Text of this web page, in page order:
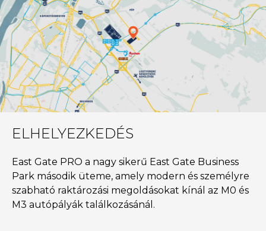
ELHELYEZKEDÉS
East Gate PRO a nagy sikerű East Gate Business
Park második üteme, amely modern és személyre
szabható raktározási megoldásokat kínál az M0 és
M3 autópályák találkozásánál.